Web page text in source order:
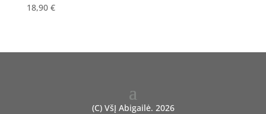
18,90 €
(C) VšĮ Abigailė. 2026